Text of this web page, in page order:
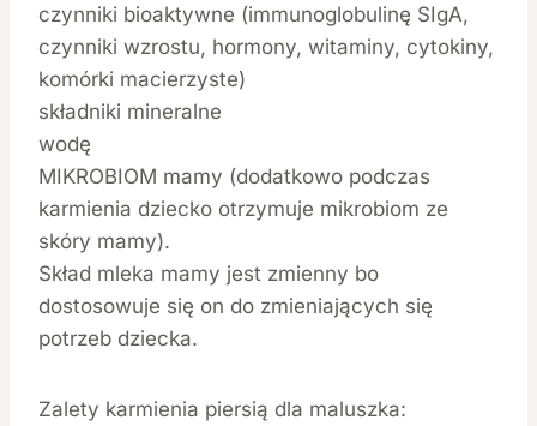
czynniki bioaktywne (immunoglobulinę SIgA,
czynniki wzrostu, hormony, witaminy, cytokiny,
komórki macierzyste)
składniki mineralne
wodę
MIKROBIOM mamy (dodatkowo podczas
karmienia dziecko otrzymuje mikrobiom ze
skóry mamy).
Skład mleka mamy jest zmienny bo
dostosowuje się on do zmieniających się
potrzeb dziecka.
Zalety karmienia piersią dla maluszka: